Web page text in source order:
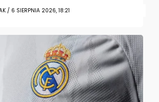
/ 6 SIERPNIA 2026, 18:21